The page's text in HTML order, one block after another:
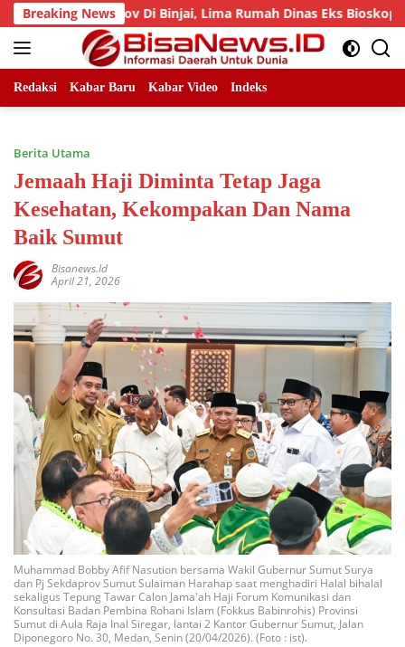
Skip
to
content
Breaking News
Pemprov Di Binjai, Lima Rumah Dinas Eks Bioskop Ria
Redaksi Kabar Baru Kabar Video Indeks
Berita Utama
Jemaah Haji Diminta Tetap Jaga
Kesehatan, Kekompakan Dan Nama
Baik Sumut
Bisanews.id
April 21, 2026
Muhammad Bobby Afif Nasution bersama Wakil Gubernur Sumut Surya
dan Pj Sekdaprov Sumut Sulaiman Harahap saat menghadiri Halal bihalal
sekaligus Tepung Tawar Calon Jama'ah Haji Forum Komunikasi dan
Konsultasi Badan Pembina Rohani Islam (Fokkus Babinrohis) Provinsi
Sumut di Aula Raja Inal Siregar, lantai 2 Kantor Gubernur Sumut, Jalan
Diponegoro No. 30, Medan, Senin (20/04/2026). (Foto : ist).